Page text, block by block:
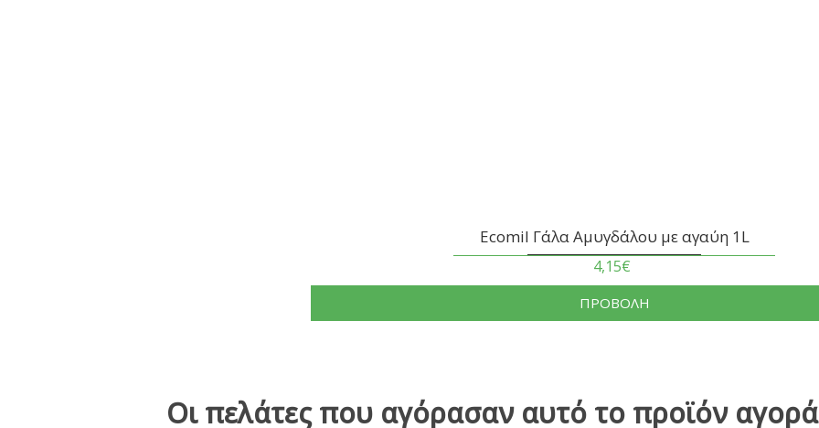
Ecomil Γάλα Αμυγδάλου με αγαύη 1L
4,15€
ΠΡΟΒΟΛΗ
Οι πελάτες που αγόρασαν αυτό το προϊόν